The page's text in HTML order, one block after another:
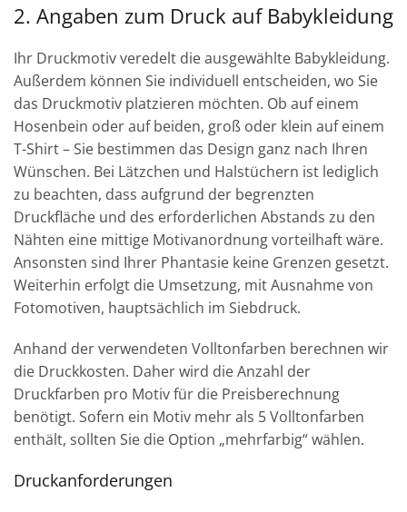
2. Angaben zum Druck auf Babykleidung
Ihr Druckmotiv veredelt die ausgewählte Babykleidung.
Außerdem können Sie individuell entscheiden, wo Sie
das Druckmotiv platzieren möchten. Ob auf einem
Hosenbein oder auf beiden, groß oder klein auf einem
T-Shirt – Sie bestimmen das Design ganz nach Ihren
Wünschen. Bei Lätzchen und Halstüchern ist lediglich
zu beachten, dass aufgrund der begrenzten
Druckfläche und des erforderlichen Abstands zu den
Nähten eine mittige Motivanordnung vorteilhaft wäre.
Ansonsten sind Ihrer Phantasie keine Grenzen gesetzt.
Weiterhin erfolgt die Umsetzung, mit Ausnahme von
Fotomotiven, hauptsächlich im Siebdruck.
Anhand der verwendeten Volltonfarben berechnen wir
die Druckkosten. Daher wird die Anzahl der
Druckfarben pro Motiv für die Preisberechnung
benötigt. Sofern ein Motiv mehr als 5 Volltonfarben
enthält, sollten Sie die Option „mehrfarbig“ wählen.
Druckanforderungen